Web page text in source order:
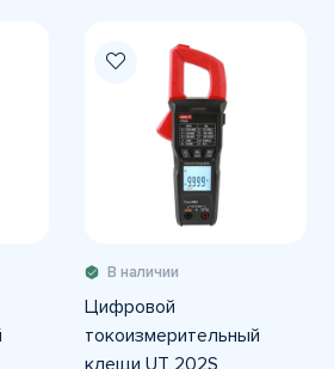
В наличии
Цифровой
токоизмерительный
клещи UT 202S